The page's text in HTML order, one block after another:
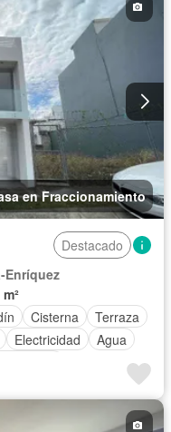
en Fraccionamiento
Destacado
Enríquez
Cisterna
Terraza
Electricidad
Agua